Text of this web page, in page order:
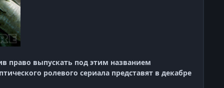
право выпускать под этим названием
ролевого сериала представят в декабре